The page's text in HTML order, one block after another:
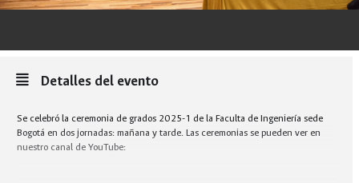
Detalles del evento
Se celebró la ceremonia de grados 2025-1 de la Faculta de Ingeniería sede
Bogotá en dos jornadas: mañana y tarde. Las ceremonias se pueden ver en
nuestro canal de YouTube: